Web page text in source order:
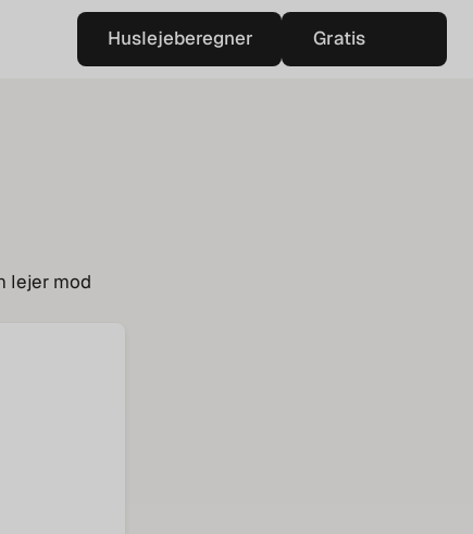
Huslejeberegner
Huslejeberegner
Gratis
vurdering
lejer mod